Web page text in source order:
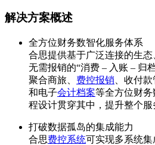
解决方案概述
全方位财务数智化服务体系
合思提供基于广泛连接的生
无需报销的“消费 – 入账 – 归
聚合商旅、 费控报销 、收付
和电子会计档案等全方位财
程设计贯穿其中，提升整个服
打破数据孤岛的集成能力
合思费控系统可实现多系统